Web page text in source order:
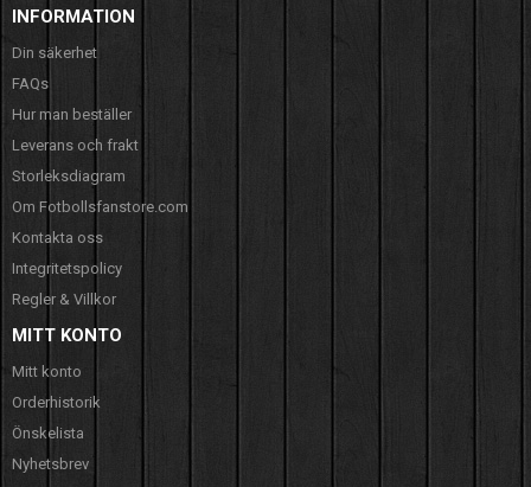
INFORMATION
Din säkerhet
FAQs
Hur man beställer
Leverans och frakt
Storleksdiagram
Om Fotbollsfanstore.com
Kontakta oss
Integritetspolicy
Regler & Villkor
MITT KONTO
Mitt konto
Orderhistorik
Önskelista
Nyhetsbrev